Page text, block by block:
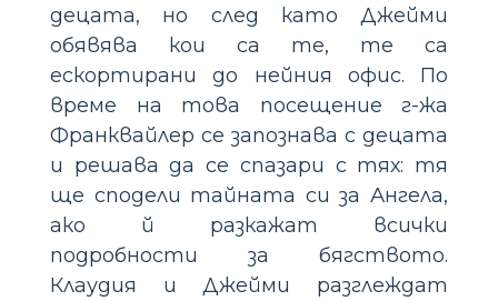
децата, но след като Джейми
обявява кои са те, те са
ескортирани до нейния офис. По
време на това посещение г-жа
Франквайлер се запознава с децата
и решава да се спазари с тях: тя
ще сподели тайната си за Ангела,
ако й разкажат всички
подробности за бягството.
Клаудия и Джейми разглеждат